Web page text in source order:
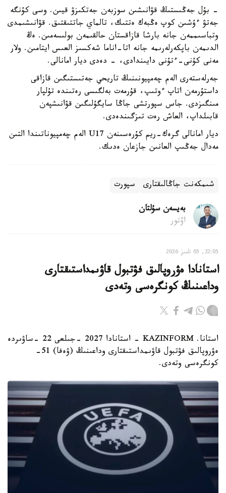
- بۇل جەڭىستىڭ قۋانىشىن سوزبەن جەتكىزۋ قيىن. وسى كۇنگە
جەتۋ ءۇشىن كوپ ەڭبەك ەتتىك، تالماي جاتتىقتىق. قۋانىشىمدى
وتباسىممەن جانە بارشا قازاقستان حالقىمەن بولىسەمىن. ەڭ
الدىمەن باپكەرلەرىمە جانە اتا-اناما شەكسىز العىس ايتامىن. ولار
مەنى كۇنى-ءتۇنى دايىندادى، - دەدى ديار امانالى.
جەرلەستەرى الەم چەمپيونىنىڭ تاريحي جەتىستىگىن قازاقى
داستۇرمەن اتاپ ءوتىپ، قۇرمەت بەلگىسى رەتىندە تۇلپار
مىنگىزدى. جاس سپورتشى جاڭا سايگۇلىگىن قۋانىشپەن
قابىلداپ، العاش رەت تىزگىندەدى.
ديار امانالى گرەك-ريم كۇرەسىنەن U17 الەم چەمپيوناتىندا التىن
مەدال جەڭىپ العانىن جازعان ەدىك.
شىمكەنت جاڭالىقتارى سپورت
بەيسەن سۇلتان
اۆتور
22:05, 05 تامىز 2026
استانادا ەۋروپالىق فۋتبول قاۋىمداستىقتارى
وداعىنىڭ كونگرەسى وتەدى
استانا. KAZINFORM - استانادا 2027 -جىلعى 22 -ساۋىردە
ەۋروپالىق فۋتبول قاۋىمداستىقتارى وداعىنىڭ (ۋەفا) 51-
كونگرەسى وتەدى.